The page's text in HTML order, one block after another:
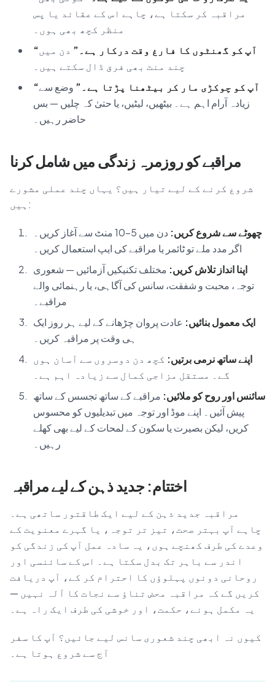
مراقبہ کر سکتا ہے، چاہے اس کے عقائد یا پس
منظر کچھ بھی ہوں۔
“آپ کو گھنٹوں کا فارغ وقت درکار ہے۔” دن میں
چند منٹ بھی فرق ڈال سکتے ہیں۔
“آپ کو چوکڑی مار کر بیٹھنا پڑتا ہے۔” وضع سے
زیادہ آرام اہم ہے۔ بیٹھیں، لیٹیں، یا حتیٰ کہ چلیں — بس
حاضر رہیں۔
مراقبے کو روزمرہ زندگی میں شامل کرنا
شروع کرنے کے لیے تیار ہیں؟ یہاں چند عملی مشورے
ہیں:
چھوٹے سے شروع کریں:
دن میں 5–10 منٹ سے آغاز کریں۔
اگر مدد ملے تو ٹائمر یا مراقبے کی ایپ استعمال کریں۔
اپنا انداز تلاش کریں: مختلف تکنیکیں آزمائیں — شعوری
توجہ، محبت و شفقت، سانس کی آگاہی، یا رہنمائی والے
مراقبے۔
ایک معمول بنائیں: عادت پروان چڑھانے کے لیے ہر روز ایک
ہی وقت پر مراقبہ کریں۔
اپنے ساتھ نرمی برتیں: کچھ دن دوسروں سے آسان ہوں
گے۔ مستقل مزاجی کمال سے زیادہ اہم ہے۔
سائنس اور روح کو ملائیں: مراقبے کے ساتھ تجسس کے ساتھ
پیش آئیں۔ اپنے موڈ اور توجہ میں تبدیلیوں کو محسوس
کریں، لیکن بصیرت یا سکون کے لمحات کے لیے بھی کھلے
رہیں۔
اختتام: جدید ذہن کے لیے مراقبہ
مراقبہ جدید ذہن کے لیے ایک طاقتور ساتھی ہے۔
چاہے آپ بہتر صحت، تیز تر توجہ، یا گہرے معنویت کے
وعدے کی طرف کھنچے ہوں، یہ سادہ عمل آپ کی زندگی کو
اندر سے باہر تک بدل سکتا ہے۔ اس کے سائنسی اور
روحانی دونوں پہلوؤں کا احترام کر کے، آپ دریافت
کریں گے کہ مراقبہ محض تناؤ سے نجات کا آلہ نہیں —
یہ مکمل ہونے، حکمت، اور خوشی کی طرف ایک راہ ہے۔
کیوں نہ ابھی چند شعوری سانس لیے جائیں؟ آپ کا سفر
آج سے شروع ہوتا ہے۔